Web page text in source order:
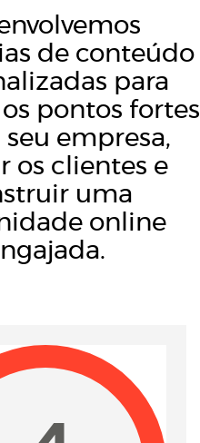
de conteúdo
para
pontos fortes
seu empresa,
os clientes e
uma
online